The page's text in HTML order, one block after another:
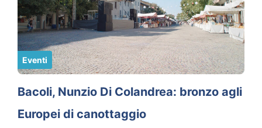
Eventi
Bacoli, Nunzio Di Colandrea: bronzo agli
Europei di canottaggio